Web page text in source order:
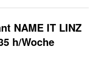
NAME IT LINZ
h/Woche